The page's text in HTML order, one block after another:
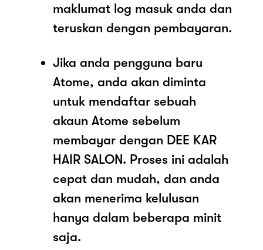
maklumat log masuk anda dan
teruskan dengan pembayaran.
Jika anda pengguna baru
Atome, anda akan diminta
untuk mendaftar sebuah
akaun Atome sebelum
membayar dengan DEE KAR
HAIR SALON. Proses ini adalah
cepat dan mudah, dan anda
akan menerima kelulusan
hanya dalam beberapa minit
saja.